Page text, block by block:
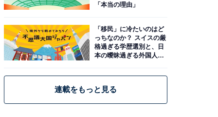
「本当の理由」
「移民」に冷たいのはど
っちなのか？ スイスの厳
格過ぎる学歴選別と、日
本の曖昧過ぎる外国人政
連載をもっと見る